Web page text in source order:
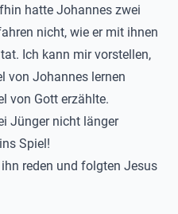
hatte Johannes zwei
nicht, wie er mit ihnen
Ich kann mir vorstellen,
von Johannes lernen
von Gott erzählte.
Jünger nicht länger
Spiel!
ihn reden und folgten Jesus